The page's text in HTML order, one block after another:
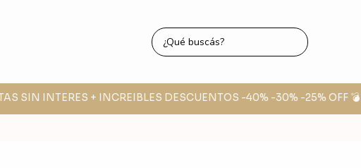
SIN INTERES + INCREIBLES DESCUENTOS -40% -30% -25% OFF 💣